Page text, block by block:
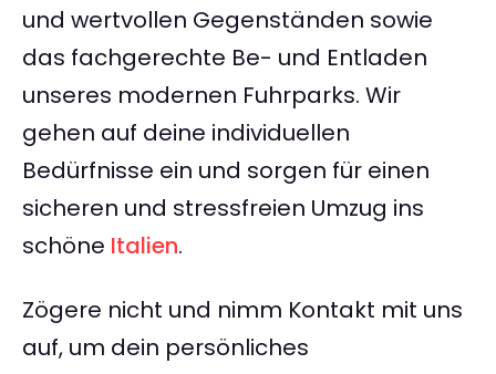
und wertvollen Gegenständen sowie
das fachgerechte Be- und Entladen
unseres modernen Fuhrparks. Wir
gehen auf deine individuellen
Bedürfnisse ein und sorgen für einen
sicheren und stressfreien Umzug ins
schöne Italien.
Zögere nicht und nimm Kontakt mit uns
auf, um dein persönliches